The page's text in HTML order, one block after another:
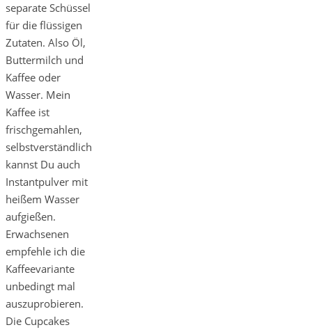
separate Schüssel
für die flüssigen
Zutaten. Also Öl,
Buttermilch und
Kaffee oder
Wasser. Mein
Kaffee ist
frischgemahlen,
selbstverständlich
kannst Du auch
Instantpulver mit
heißem Wasser
aufgießen.
Erwachsenen
empfehle ich die
Kaffeevariante
unbedingt mal
auszuprobieren.
Die Cupcakes